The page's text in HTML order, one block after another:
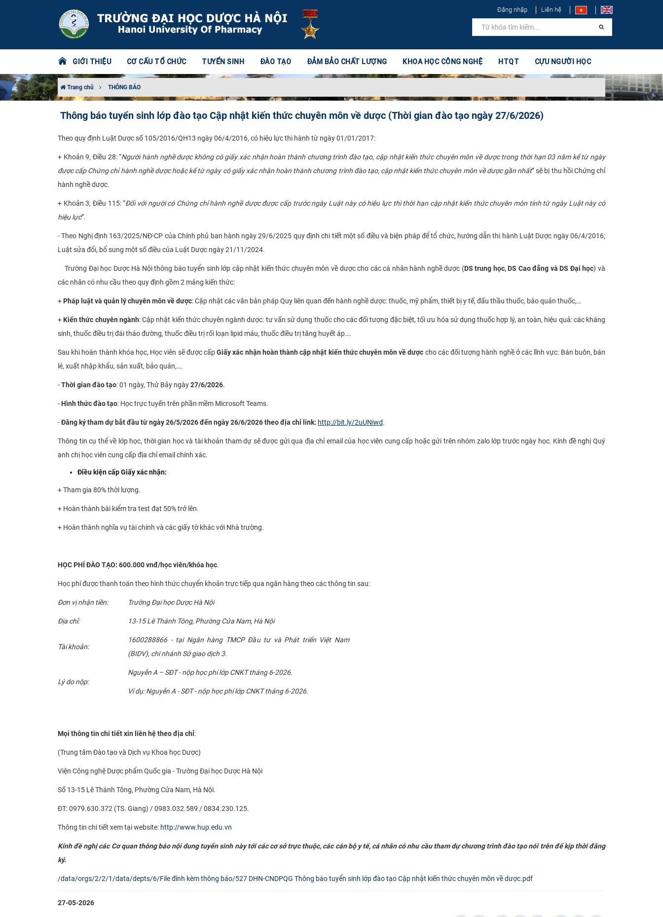
Đăng nhập Liên hệ
GIỚI THIỆU CƠ CẤU TỔ CHỨC TUYỂN SINH ĐÀO TẠO ĐẢM BẢO CHẤT LƯỢNG KHOA HỌC CÔNG NGHỆ HTQT CỰU NGƯỜI HỌC
Trang chủ THÔNG BÁO
Thông báo tuyển sinh lớp đào tạo Cập nhật kiến thức chuyên môn về dược (Thời gian đào tạo ngày 27/6/2026)
Theo quy định Luật Dược số 105/2016/QH13 ngày 06/4/2016, có hiệu lực thi hành từ ngày 01/01/2017:
+ Khoản 9, Điều 28: “Người hành nghề dược không có giấy xác nhận hoàn thành chương trình đào tạo, cập nhật kiến thức chuyên môn về dược trong thời hạn 03 năm kể từ ngày
được cấp Chứng chỉ hành nghề dược hoặc kể từ ngày có giấy xác nhận hoàn thành chương trình đào tạo, cập nhật kiến thức chuyên môn về dược gần nhất” sẽ bị thu hồi Chứng chỉ
hành nghề dược.
+ Khoản 3, Điều 115: “Đối với người có Chứng chỉ hành nghề dược được cấp trước ngày Luật này có hiệu lực thì thời hạn cập nhật kiến thức chuyên môn tính từ ngày Luật này có
hiệu lực”.
- Theo Nghị định 163/2025/NĐ-CP của Chính phủ ban hành ngày 29/6/2025 quy định chi tiết một số điều và biện pháp để tổ chức, hướng dẫn thi hành Luật Dược ngày 06/4/2016;
Luật sửa đổi, bổ sung một số điều của Luật Dược ngày 21/11/2024.
Trường Đại học Dược Hà Nội thông báo tuyển sinh lớp cập nhật kiến thức chuyên môn về dược cho các cá nhân hành nghề dược (DS trung học, DS Cao đẳng và DS Đại học) và
các nhân có nhu cầu theo quy định gồm 2 mảng kiến thức:
+ Pháp luật và quản lý chuyên môn về dược: Cập nhật các văn bản pháp Quy liên quan đến hành nghề dược: thuốc, mỹ phẩm, thiết bị y tế, đấu thầu thuốc, bảo quản thuốc,…
+ Kiến thức chuyên ngành: Cập nhật kiến thức chuyên ngành dược: tư vấn sử dụng thuốc cho các đối tượng đặc biệt, tối ưu hóa sử dụng thuốc hợp lý, an toàn, hiệu quả: các kháng
sinh, thuốc điều trị đái tháo đường, thuốc điều trị rối loạn lipid máu, thuốc điều trị tăng huyết áp….
Sau khi hoàn thành khóa học, Học viên sẽ được cấpGiấy xác nhận hoàn thành cập nhật kiến thức chuyên môn về dược cho các đối tượng hành nghề ở các lĩnh vực: Bán buôn, bán
lẻ, xuất nhập khẩu, sản xuất, bảo quản,….
-Thời gian đào tạo: 01 ngày, Thứ Bảy ngày27/6/2026.
- Hình thức đào tạo: Học trực tuyến trên phần mềm Microsoft Teams.
-Đăng ký tham dự bắt đầu từ ngày 26/5/2026 đến ngày 26/6/2026 theo địa chỉ link: http://bit.ly/2uUNiwd.
Thông tin cụ thể về lớp học, thời gian học và tài khoản tham dự sẽ được gửi qua địa chỉ email của học viên cung cấp hoặc gửi trên nhóm zalo lớp trước ngày học. Kính đề nghị Quý
anh chị học viên cung cấp địa chỉ email chính xác.
Điều kiện cấp Giấy xác nhận:
+ Tham gia 80% thời lượng.
+ Hoàn thành bài kiểm tra test đạt 50% trở lên.
+ Hoàn thành nghĩa vụ tài chính và các giấy tờ khác với Nhà trường.
HỌC PHÍ ĐÀO TẠO: 600.000 vnđ/học viên/khóa học.
Học phí được thanh toán theo hình thức chuyển khoản trực tiếp qua ngân hàng theo các thông tin sau:
Đơn vị nhận tiền: Trường Đại học Dược Hà Nội
Địa chỉ: 13-15 Lê Thánh Tông, Phường Cửa Nam, Hà Nội
Tài khoản:
1600288866 - tại Ngân hàng TMCP Đầu tư và Phát triển Việt Nam
(BIDV), chi nhánh Sở giao dịch 3.
Lý do nộp:
Nguyễn A – SĐT - nộp học phí lớp CNKT tháng 6-2026.
Ví dụ: Nguyễn A - SĐT - nộp học phí lớp CNKT tháng 6-2026.
Mọi thông tin chi tiết xin liên hệ theo địa chỉ:
(Trung tâm Đào tạo và Dịch vụ Khoa học Dược)
Viện Công nghệ Dược phẩm Quốc gia - Trường Đại học Dược Hà Nội
Số 13-15 Lê Thánh Tông, Phường Cửa Nam, Hà Nội.
ĐT: 0979.630.372 (TS. Giang) / 0983.032.589 / 0834.230.125.
Thông tin chi tiết xem tại website: http://www.hup.edu.vn
Kính đề nghị các Cơ quan thông báo nội dung tuyển sinh này tới các cơ sở trực thuộc, các cán bộ y tế, cá nhân có nhu cầu tham dự chương trình đào tạo nói trên để kịp thời đăng
ký.
/data/orgs/2/2/1/data/depts/6/File đính kèm thông báo/527 DHN-CNDPQG Thông báo tuyển sinh lớp đào tạo Cập nhật kiến thức chuyên môn về dược.pdf
27-05-2026